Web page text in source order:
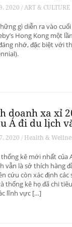
2020 / ART & CULTURE
gì diễn ra vào
Hong Kong một
nhớ, đặc biệt với
doanh xa xỉ
Á đi du lịch
có thể thay
thượng lưu
2020 / Health &
thống kê mới nhất
vẫn là sở thích hàng
cứu còn xác định
thống kê họ đã chi
lĩnh vực […]